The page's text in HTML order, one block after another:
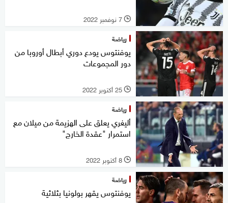
l 7 نوفمبر 2022
رياضة
يوفنتوس يودع دوري أبطال أوروبا من
دور المجموعات
l 25 أكتوبر 2022
رياضة
أليغري يعلق على الهزيمة من ميلان مع
استمرار "عقدة الخارج"
l 8 أكتوبر 2022
رياضة
يوفنتوس يقهر بولونيا بثلاثية